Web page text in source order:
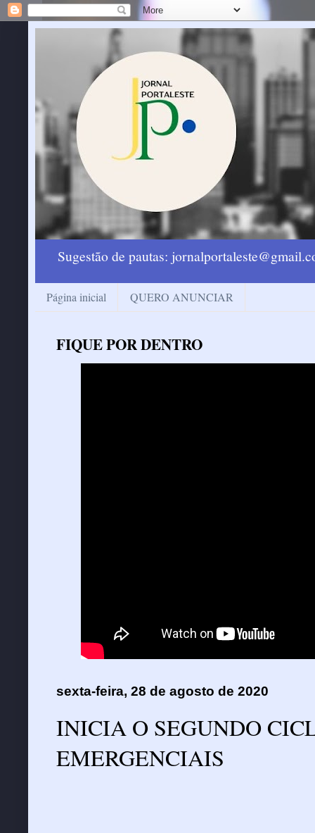
Sugestão de pautas:
Página inicial QUERO ANUNCIAR
FIQUE POR DENTRO
sexta-feira, 28 de agosto de 2020
INICIA O SEGUNDO
EMERGENCIAIS